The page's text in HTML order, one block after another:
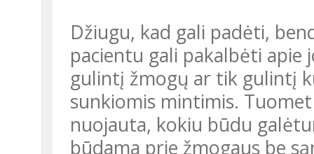
Džiugu, kad gali padėti,
pacientu gali pakalbėti apie
gulintį žmogų ar tik gulintį
sunkiomis mintimis.
nuojauta, kokiu būdu
būdama prie žmogaus be